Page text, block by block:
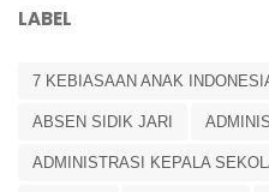
LABEL
7 KEBIASAAN ANAK
ABSEN SIDIK JARI
ADMINISTRASI KEPALA